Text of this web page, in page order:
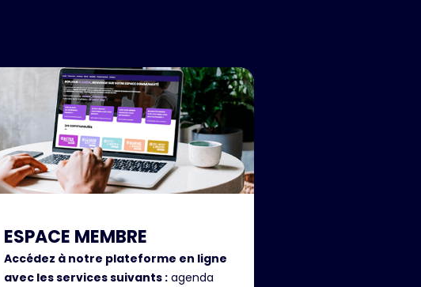
ESPACE MEMBRE
Accédez à notre plateforme en ligne
avec les services suivants : agenda